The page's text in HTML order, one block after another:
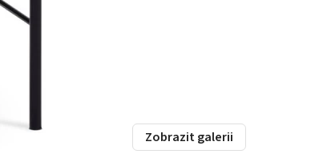
Zobrazit galerii